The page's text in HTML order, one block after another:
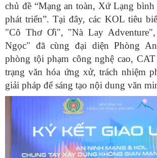
chủ đề “Mạng an toàn, Xứ Lạng
phát triển”. Tại đây, các KOL tiêu
"Cô Thơ Ơi", "Nà Lay
Ngọc" đã cùng đại diện Phòng
phòng tội phạm công nghệ cao,
trạng văn hóa ứng xử, trách nhiệm
giải pháp để sáng tạo nội dung văn